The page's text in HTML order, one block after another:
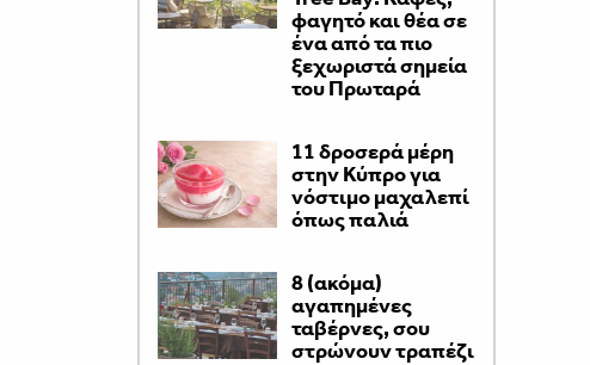
φαγητό και θέα σε
ένα από τα πιο
ξεχωριστά σημεία
του Πρωταρά
11 δροσερά μέρη
στην Κύπρο για
νόστιμο μαχαλεπί
όπως παλιά
8 (ακόμα)
αγαπημένες
ταβέρνες, σου
στρώνουν τραπέζι